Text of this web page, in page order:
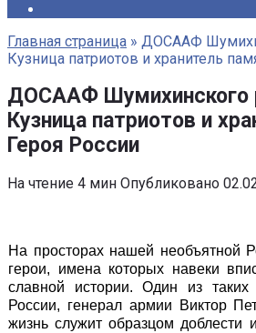
Главная страница » ДОСААФ
Кузница патриотов и хранитель
ДОСААФ Шумихинского
Кузница патриотов и
Героя России
На чтение 4 мин Опубликовано
На просторах нашей необъятной
герои, имена которых навеки
славной истории. Один из
России, генерал армии Виктор
жизнь служит образцом доблести